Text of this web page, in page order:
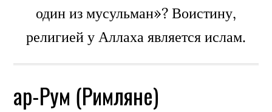
один из мусульман»? Воистину,
религией у Аллаха является ислам.
ар-Рум (Римляне)